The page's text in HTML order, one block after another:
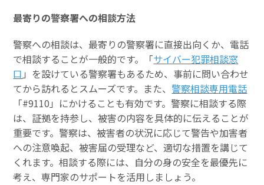
最寄りの警察署への相談方法
警察への相談は、最寄りの警察署に直接出向くか、電話
で相談することが一般的です。「サイバー犯罪相談窓
口 」を設けている警察署もあるため、事前に問い合わせ
てから訪れるとスムーズです。また、 警察相談専用電話
「#9110」にかけることも有効です。警察に相談する際
は、証拠を持参し、被害の内容を具体的に伝えることが
重要です。警察は、被害者の状況に応じて警告や加害者
への注意喚起、被害届の受理など、適切な措置を講じて
くれます。相談する際には、自分の身の安全を最優先に
考え、専門家のサポートを活用しましょう。